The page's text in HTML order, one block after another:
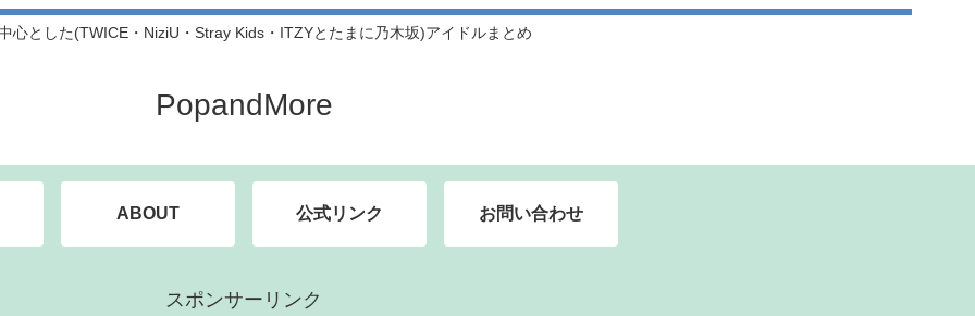
心とした(TWICE・NiziU・Stray Kids・ITZYとたまに乃木坂)アイドルまとめ
PopandMore
ABOUT 公式リンク お問い合わせ
スポンサーリンク